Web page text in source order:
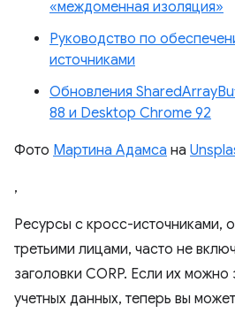
«междоменная изоляция»
Руководство по
источниками
Обновления
88 и Desktop Chrome 92
Фото Мартина Адамса на
,
Ресурсы с кросс-источниками,
третьими лицами, часто не
заголовки CORP. Если их можно
учетных данных, теперь вы